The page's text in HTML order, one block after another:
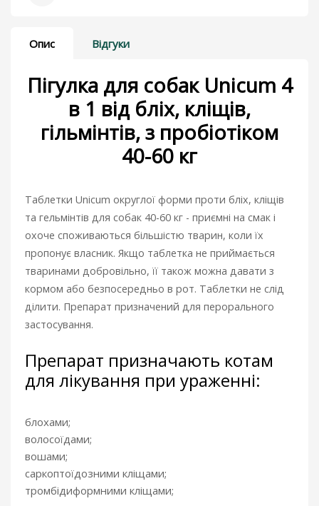
Опис Відгуки
Пігулка для собак Unicum 4
в 1 від бліх, кліщів,
гільмінтів, з пробіотіком
40-60 кг
Таблетки Unicum округлої форми проти бліх, кліщів
та гельмінтів для собак 40-60 кг - приємні на смак і
охоче споживаються більшістю тварин, коли їх
пропонує власник. Якщо таблетка не приймається
тваринами добровільно, її також можна давати з
кормом або безпосередньо в рот. Таблетки не слід
ділити. Препарат призначений для перорального
застосування.
Препарат призначають котам
для лікування при ураженні:
блохами;
волосоїдами;
вошами;
саркоптоїдозними кліщами;
тромбідиформними кліщами;